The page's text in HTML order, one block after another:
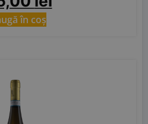
în coș